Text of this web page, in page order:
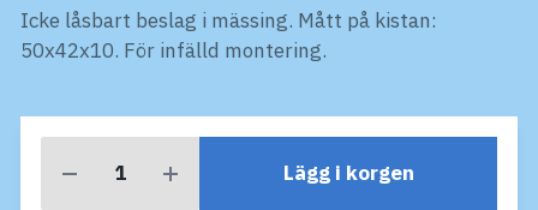
Icke låsbart beslag i mässing. Mått på kistan:
50x42x10. För infälld montering.
Lägg i korgen